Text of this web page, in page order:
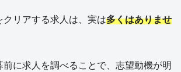
クリアする求人は、実は多くはありませ
に求人を調べることで、志望動機が明